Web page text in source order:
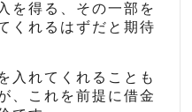
を得る、その一部を
くれるはずだと期待
入れてくれることも
、これを前提に借金